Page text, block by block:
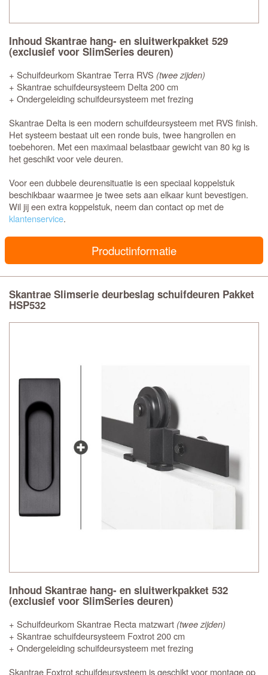
Inhoud Skantrae hang- en sluitwerkpakket 529
(exclusief voor SlimSeries deuren)
+ Schuifdeurkom Skantrae Terra RVS (twee zijden)
+ Skantrae schuifdeursysteem Delta 200 cm
+ Ondergeleiding schuifdeursysteem met frezing
Skantrae Delta is een modern schuifdeursysteem met RVS finish.
Het systeem bestaat uit een ronde buis, twee hangrollen en
toebehoren. Met een maximaal belastbaar gewicht van 80 kg is
het geschikt voor vele deuren.
Voor een dubbele deurensituatie is een speciaal koppelstuk
beschikbaar waarmee je twee sets aan elkaar kunt bevestigen.
Wil jij een extra koppelstuk, neem dan contact op met de
klantenservice.
Productinformatie
Skantrae Slimserie deurbeslag schuifdeuren Pakket
HSP532
Inhoud Skantrae hang- en sluitwerkpakket 532
(exclusief voor SlimSeries deuren)
+ Schuifdeurkom Skantrae Recta matzwart (twee zijden)
+ Skantrae schuifdeursysteem Foxtrot 200 cm
+ Ondergeleiding schuifdeursysteem met frezing
Skantrae Foxtrot schuifdeursysteem is geschikt voor montage op